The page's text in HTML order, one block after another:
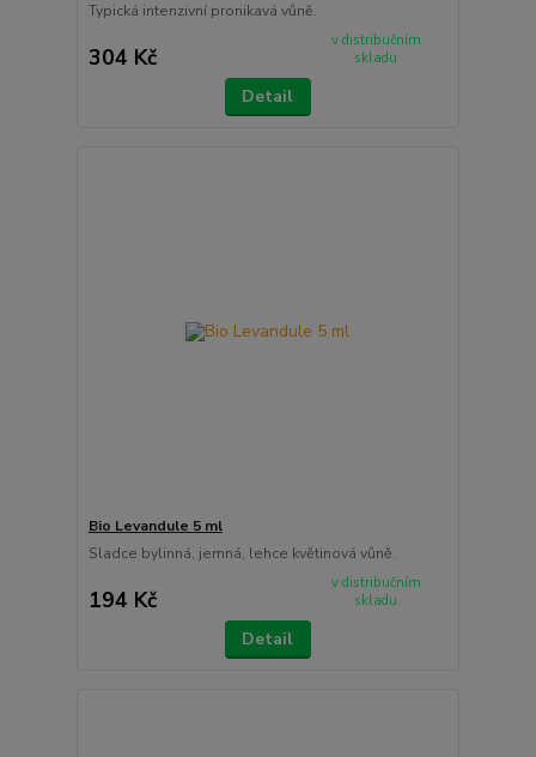
Typická intenzivní pronikavá vůně.
304 Kč
v distribučním
skladu
Detail
Bio Levandule 5 ml
Sladce bylinná, jemná, lehce květinová vůně.
194 Kč
v distribučním
skladu
Detail